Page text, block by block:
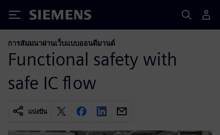
Siemens
การสัมมนาผ่านเว็บแบบออนดีมานด์
Functional safety with
safe IC flow
แบ่งปัน